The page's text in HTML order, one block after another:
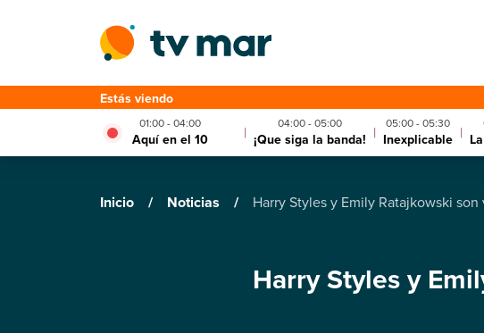
Estás viendo
01:00 - 04:00
Aquí en el 10 | 04:00 - 05:00
¡Que siga la banda! | 05:00 - 05:30
Inexplicable |
Inicio / Noticias / Harry Styles y Emily Ratajkowski
Harry Styles y